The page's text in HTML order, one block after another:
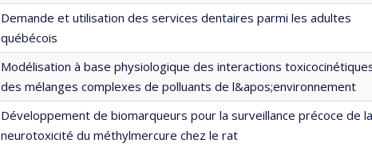
Demande et utilisation des services dentaires parmi les adultes
québécois
Modélisation à base physiologique des interactions
des mélanges complexes de polluants de l&apos;environnement
Développement de biomarqueurs pour la surveillance précoce de la
neurotoxicité du méthylmercure chez le rat